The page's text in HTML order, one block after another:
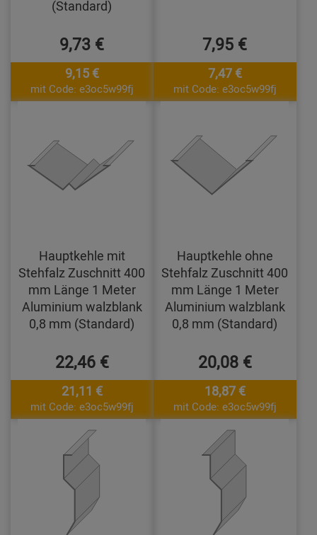
(Standard)
9,73 €
9,15 €
mit Code: e3oc5w99fj
7,95 €
7,47 €
mit Code: e3oc5w99fj
Hauptkehle mit
Stehfalz Zuschnitt 400
mm Länge 1 Meter
Aluminium walzblank
0,8 mm (Standard)
22,46 €
21,11 €
mit Code: e3oc5w99fj
Hauptkehle ohne
Stehfalz Zuschnitt 400
mm Länge 1 Meter
Aluminium walzblank
0,8 mm (Standard)
20,08 €
18,87 €
mit Code: e3oc5w99fj